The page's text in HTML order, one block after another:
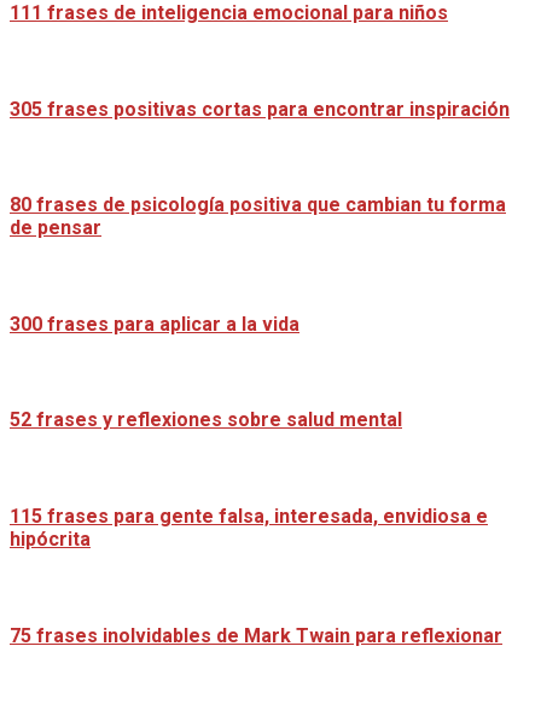
111 frases de inteligencia emocional para niños
305 frases positivas cortas para encontrar inspiración
80 frases de psicología positiva que cambian tu forma
de pensar
300 frases para aplicar a la vida
52 frases y reflexiones sobre salud mental
115 frases para gente falsa, interesada, envidiosa e
hipócrita
75 frases inolvidables de Mark Twain para reflexionar